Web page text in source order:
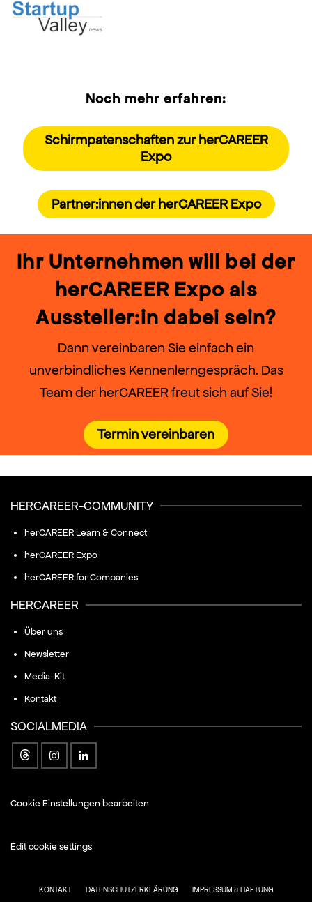
Noch mehr erfahren:
Schirmpatenschaften zur herCAREER
Expo
Partner:innen der herCAREER Expo
Ihr Unternehmen will bei der
herCAREER Expo als
Aussteller:in dabei sein?
Dann vereinbaren Sie einfach ein
unverbindliches Kennenlerngespräch. Das
Team der herCAREER freut sich auf Sie!
Termin vereinbaren
HERCAREER-COMMUNITY
herCAREER Learn & Connect
herCAREER Expo
herCAREER for Companies
HERCAREER
Über uns
Newsletter
Media-Kit
Kontakt
SOCIALMEDIA
Cookie Einstellungen bearbeiten
Edit cookie settings
KONTAKT DATENSCHUTZERKLÄRUNG IMPRESSUM & HAFTUNG